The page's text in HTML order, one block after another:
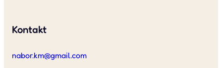
Kontakt
nabor.km@gmail.com